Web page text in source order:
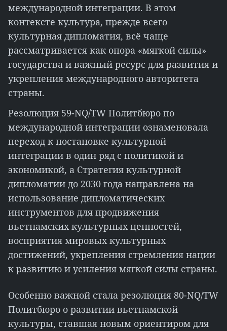
международной интеграции. В этом
контексте культура, прежде всего
культурная дипломатия, всё чаще
рассматривается как опора «мягкой силы»
государства и важный ресурс для развития и
укрепления международного авторитета
страны.
Резолюция 59-NQ/TW Политбюро по
международной интеграции ознаменовала
переход к постановке культурной
интеграции в один ряд с политикой и
экономикой, а Стратегия культурной
дипломатии до 2030 года направлена на
использование дипломатических
инструментов для продвижения
вьетнамских культурных ценностей,
восприятия мировых культурных
достижений, укрепления стремления нации
к развитию и усиления мягкой силы страны.
Особенно важной стала резолюция 80-NQ/TW
Политбюро о развитии вьетнамской
культуры, ставшая новым ориентиром для